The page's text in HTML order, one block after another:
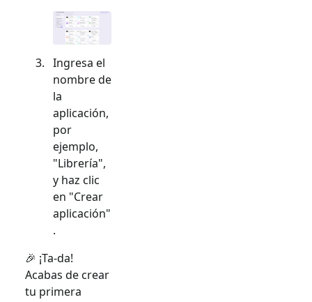
Ingresa el
nombre de
la
aplicación,
por
ejemplo,
"Librería",
y haz clic
en "Crear
aplicación"
.
🎉 ¡Ta-da!
Acabas de crear
tu primera